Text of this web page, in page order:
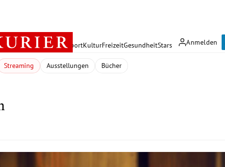
Anmelden
PolitikWirtschaft SportKulturFreizeitGesundheitStars
Streaming Ausstellungen Bücher